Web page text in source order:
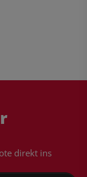
direkt ins